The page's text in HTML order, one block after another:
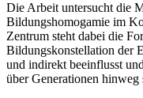
Die Arbeit untersucht die
Bildungshomogamie im
Zentrum steht dabei die
Bildungskonstellation der
und indirekt beeinflusst
über Generationen hinweg